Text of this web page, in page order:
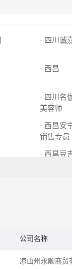
· 四川诚
· 西昌
· 四川名
美容师
· 西昌安
销售专员
· 西昌豆
公司名称
凉山州永顺商贸